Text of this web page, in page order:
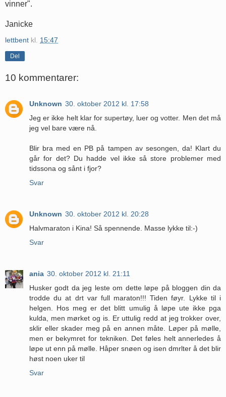
vinner".
Janicke
lettbent kl. 15:47
Del
10 kommentarer:
Unknown 30. oktober 2012 kl. 17:58
Jeg er ikke helt klar for supertøy, luer og votter. Men det må
jeg vel bare være nå.
Blir bra med en PB på tampen av sesongen, da! Klart du
går for det? Du hadde vel ikke så store problemer med
tidssona og sånt i fjor?
Svar
Unknown 30. oktober 2012 kl. 20:28
Halvmaraton i Kina! Så spennende. Masse lykke til:-)
Svar
ania 30. oktober 2012 kl. 21:11
Husker godt da jeg leste om dette løpe på bloggen din da
trodde du at drt var full maraton!!! Tiden føyr. Lykke til i
helgen. Hos meg er det blitt umulig å løpe ute ikke pga
kulda, men mørket og is. Er uttulig redd at jeg trokker over,
sklir eller skader meg på en annen måte. Løper på mølle,
men er bekymret for tekniken. Det føles helt annerledes å
løpe ut enn på mølle. Håper snøen og isen dmrlter å det blir
høst noen uker til
Svar